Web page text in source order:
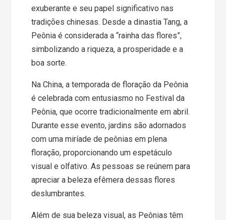
exuberante e seu papel significativo nas
tradições chinesas. Desde a dinastia Tang, a
Peônia é considerada a “rainha das flores”,
simbolizando a riqueza, a prosperidade e a
boa sorte.
Na China, a temporada de floração da Peônia
é celebrada com entusiasmo no Festival da
Peônia, que ocorre tradicionalmente em abril.
Durante esse evento, jardins são adornados
com uma miríade de peônias em plena
floração, proporcionando um espetáculo
visual e olfativo. As pessoas se reúnem para
apreciar a beleza efêmera dessas flores
deslumbrantes.
Além de sua beleza visual, as Peônias têm